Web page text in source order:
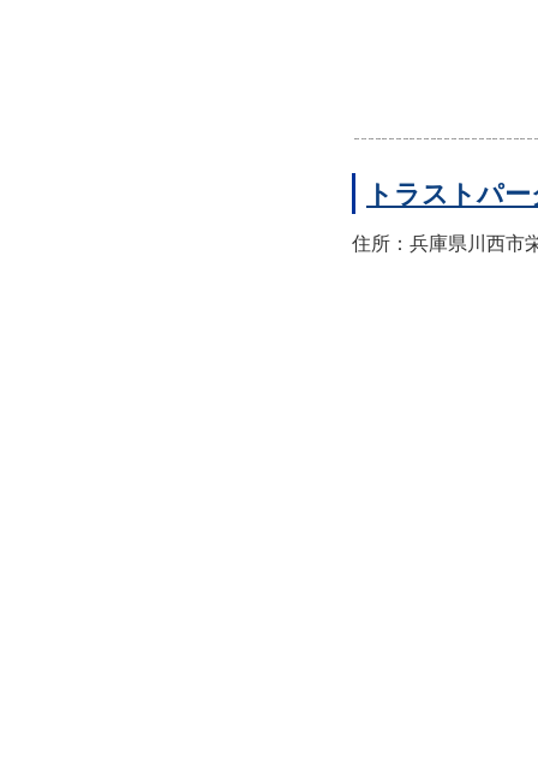
トラストパ
住所：兵庫県川西市